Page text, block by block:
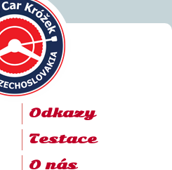
Odkazy
Testace
O nás